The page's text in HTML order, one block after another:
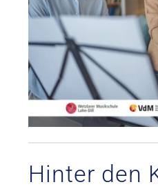
Hinter den